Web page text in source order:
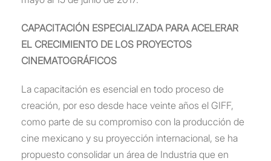
CAPACITACIÓN ESPECIALIZADA PARA ACELERAR
EL CRECIMIENTO DE LOS PROYECTOS
CINEMATOGRÁFICOS
La capacitación es esencial en todo proceso de
creación, por eso desde hace veinte años el GIFF,
como parte de su compromiso con la producción de
cine mexicano y su proyección internacional, se ha
propuesto consolidar un área de Industria que en